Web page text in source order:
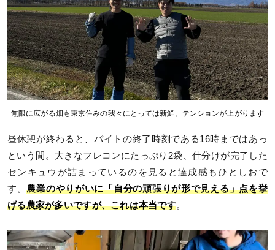
無限に広がる畑も東京住みの我々にとっては新鮮。テンションが上がります
昼休憩が終わると、バイトの終了時刻である16時まではあっ
という間。大きなフレコンにたっぷり2袋、仕分けが完了した
センキュウが詰まっているのを見ると達成感もひとしおで
す。農業のやりがいに「自分の頑張りが形で見える」点を挙
げる農家が多いですが、これは本当です。